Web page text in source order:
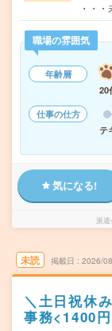
・・
職場の雰囲気
年齢層
20
仕事の仕方
テ
気になる!
派遣
未読 掲載日 2026/
＼土日祝休
事務<1400